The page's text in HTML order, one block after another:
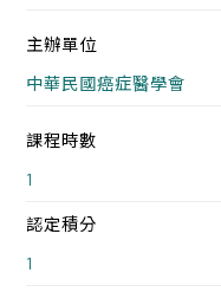
主辦單位
中華民國癌症醫學會
課程時數
1
認定積分
1